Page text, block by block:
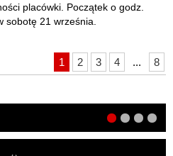
placówki. Początek o godz.
sobotę 21 września.
1 2 3 4 ... 8